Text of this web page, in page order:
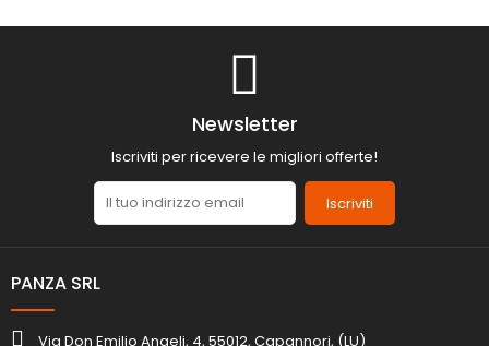
Newsletter
Iscriviti per ricevere le migliori offerte!
Iscriviti
PANZA SRL
Via Don Emilio Angeli, 4, 55012, Capannori, (LU)